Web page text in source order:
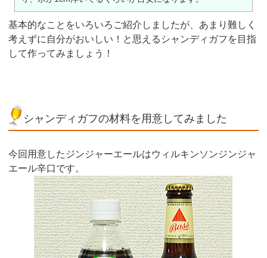
基本的なことをいろいろご紹介しましたが、あまり難しく
考えずに自分がおいしい！と思えるシャンディガフを目指
して作ってみましょう！
シャンディガフの材料を用意してみました
今回用意したジンジャーエールはウィルキンソンジンジャ
エール辛口です。